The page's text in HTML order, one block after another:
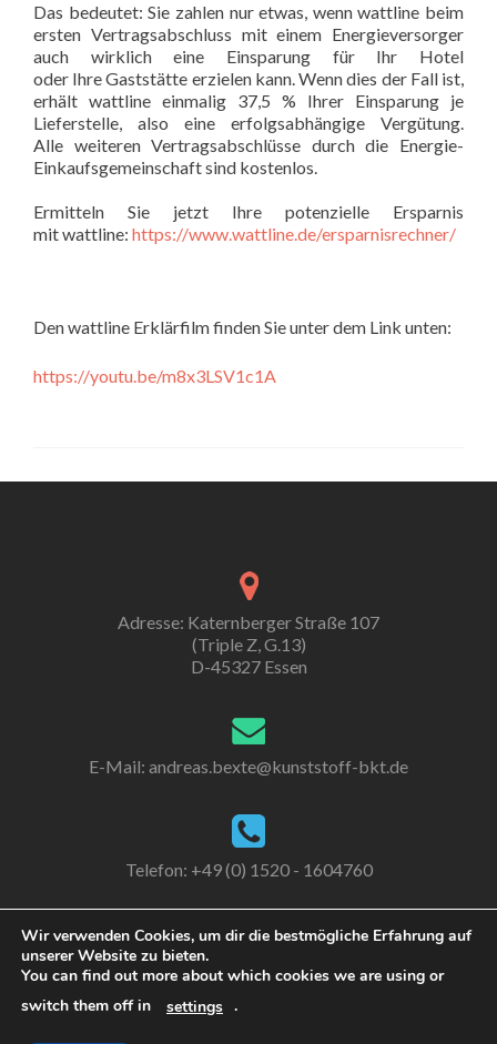
Das bedeutet: Sie zahlen nur etwas, wenn wattline beim
ersten Vertragsabschluss mit einem Energieversorger
auch wirklich eine Einsparung für Ihr Hotel
oder Ihre Gaststätte erzielen kann. Wenn dies der Fall ist,
erhält wattline einmalig 37,5 % Ihrer Einsparung je
Lieferstelle, also eine erfolgsabhängige Vergütung.
Alle weiteren Vertragsabschlüsse durch die Energie-
Einkaufsgemeinschaft sind kostenlos.
Ermitteln Sie jetzt Ihre potenzielle Ersparnis
mit wattline: https://www.wattline.de/ersparnisrechner/
Den wattline Erklärfilm finden Sie unter dem Link unten:
https://youtu.be/m8x3LSV1c1A
Adresse: Katernberger Straße 107
(Triple Z, G.13)
D-45327 Essen
E-Mail: andreas.bexte@kunststoff-bkt.de
Telefon: +49 (0) 1520 - 1604760
Go
Wir verwenden Cookies, um dir die bestmögliche Erfahrung auf
unserer Website zu bieten.
You can find out more about which cookies we are using or
switch them off in
settings .